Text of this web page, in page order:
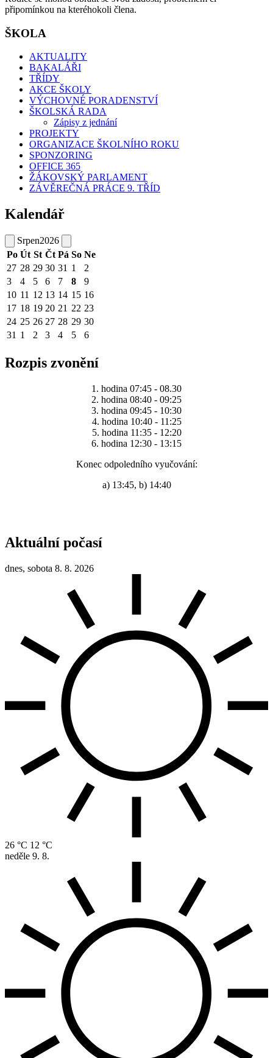
připomínkou na kteréhokoli člena.
ŠKOLA
AKTUALITY
BAKALÁŘI
TŘÍDY
AKCE ŠKOLY
VÝCHOVNÉ PORADENSTVÍ
ŠKOLSKÁ RADA
Zápisy z jednání
PROJEKTY
ORGANIZACE ŠKOLNÍHO ROKU
SPONZORING
OFFICE 365
ŽÁKOVSKÝ PARLAMENT
ZÁVĚREČNÁ PRÁCE 9. TŘÍD
Kalendář
Srpen2026
Po Út St Čt Pá So Ne
27 28 29 30 31 1
2
3
4 5 6 7 8
9
10 11 12 13 14 15 16
17 18 19 20 21 22 23
24 25 26 27 28 29 30
31 1 2 3 4 5 6
Rozpis zvonění
1. hodina 07:45 - 08.30
2. hodina 08:40 - 09:25
3. hodina 09:45 - 10:30
4. hodina 10:40 - 11:25
5. hodina 11:35 - 12:20
6. hodina 12:30 - 13:15
Konec odpoledního vyučování:
a) 13:45, b) 14:40
Aktuální počasí
dnes, sobota 8. 8. 2026
26 °C 12 °C
neděle 9. 8.